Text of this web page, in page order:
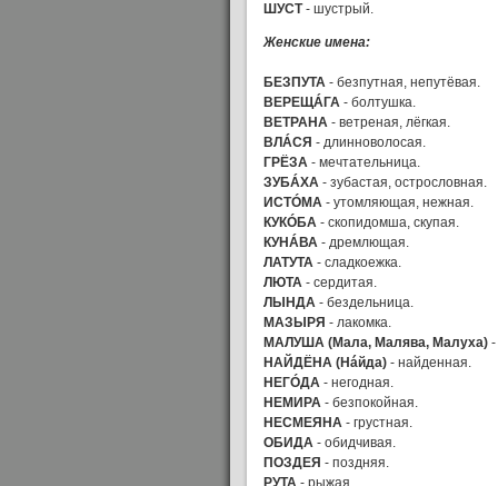
ШУСТ- шустрый.
Женские имена:
БЕЗПУТА - безпутная, непутёвая.
ВЕРЕЩÁГА - болтушка.
ВЕТРАНА - ветреная, лёгкая.
ВЛÁСЯ - длинноволосая.
ГРЁЗА - мечтательница.
ЗУБÁХА - зубастая, острословная.
ИСТÓМА - утомляющая, нежная.
КУКÓБА - скопидомша, скупая.
КУНÁВА - дремлющая.
ЛАТУТА - сладкоежка.
ЛЮТА - сердитая.
ЛЫНДА - бездельница.
МАЗЫРЯ - лакомка.
МАЛУША (Мала, Малява, Малуха) -
НАЙДЁНА (Нáйда) - найденная.
НЕГÓДА - негодная.
НЕМИРА - безпокойная.
НЕСМЕЯНА - грустная.
ОБИДА - обидчивая.
ПОЗДЕЯ - поздняя.
РУТА - рыжая.